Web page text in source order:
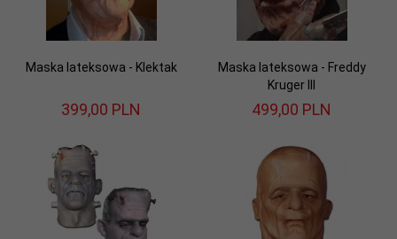
Maska lateksowa - Klektak
399,00 PLN
Maska lateksowa - Freddy
Kruger III
499,00 PLN